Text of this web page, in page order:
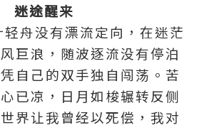
迷途醒来
没有漂流定向，在迷茫
巨浪，随波逐流没有停泊
自己的双手独自闯荡。苦
已凉，日月如梭辗转反侧
界让我曾经以死偿，我对